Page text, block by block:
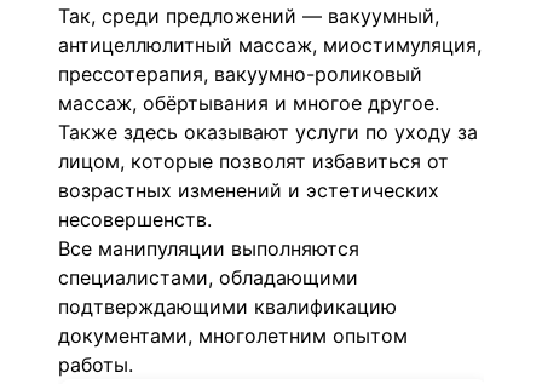
Так, среди предложений — вакуумный,
антицеллюлитный массаж, миостимуляция,
прессотерапия, вакуумно-роликовый
массаж, обёртывания и многое другое.
Также здесь оказывают услуги по уходу за
лицом, которые позволят избавиться от
возрастных изменений и эстетических
несовершенств.
Все манипуляции выполняются
специалистами, обладающими
подтверждающими квалификацию
документами, многолетним опытом
работы.